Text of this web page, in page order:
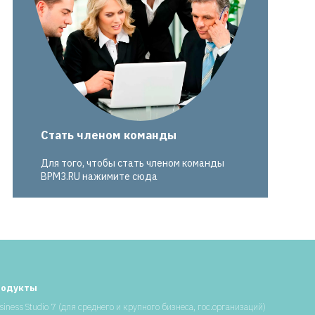
Стать членом команды
Для того, чтобы стать членом команды
BPM3.RU нажимите сюда
Studio 7 (для среднего и крупного бизнеса, гос.организаций)